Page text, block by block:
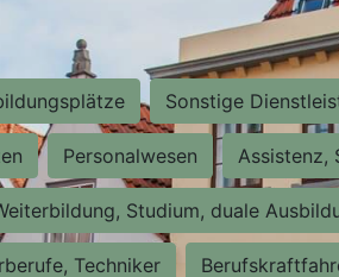
Sonstige
Personalwesen Assistenz,
Studium, duale
Techniker